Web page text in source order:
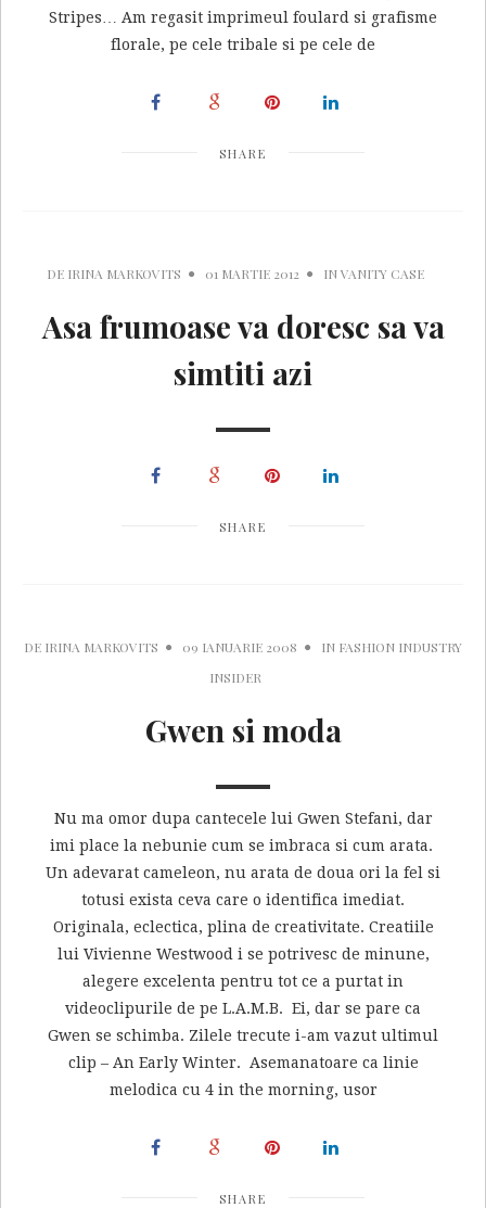
Stripes… Am regasit imprimeul foulard si grafisme
florale, pe cele tribale si pe cele de
SHARE
DE IRINA MARKOVITS 01 MARTIE 2012 INVANITY CASE
Asa frumoase va doresc sa va
simtiti azi
SHARE
DE IRINA MARKOVITS 09 IANUARIE 2008 IN FASHION INDUSTRY
INSIDER
Gwen si moda
Nu ma omor dupa cantecele lui Gwen Stefani, dar
imi place la nebunie cum se imbraca si cum arata.
Un adevarat cameleon, nu arata de doua ori la fel si
totusi exista ceva care o identifica imediat.
Originala, eclectica, plina de creativitate. Creatiile
lui Vivienne Westwood i se potrivesc de minune,
alegere excelenta pentru tot ce a purtat in
videoclipurile de pe L.A.M.B. Ei, dar se pare ca
Gwen se schimba. Zilele trecute i-am vazut ultimul
clip – An Early Winter. Asemanatoare ca linie
melodica cu 4 in the morning, usor
SHARE